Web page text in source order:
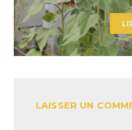
LAISSER UN